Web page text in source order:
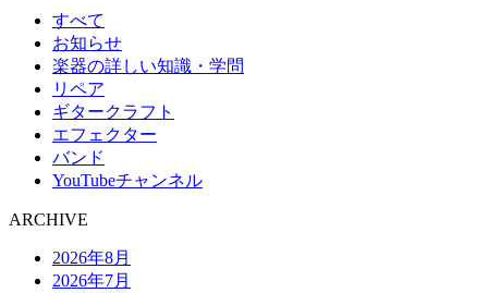
すべて
お知らせ
楽器の詳しい知識・学問
リペア
ギタークラフト
エフェクター
バンド
YouTubeチャンネル
ARCHIVE
2026年8月
2026年7月